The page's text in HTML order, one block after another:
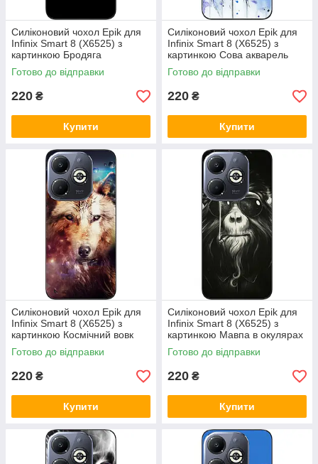
Силіконовий чохол Epik для
Infinix Smart 8 (X6525) з
картинкою Бродяга
Готово до відправки
220 ₴
Купити
Силіконовий чохол Epik для
Infinix Smart 8 (X6525) з
картинкою Сова акварель
Готово до відправки
220 ₴
Купити
Силіконовий чохол Epik для
Infinix Smart 8 (X6525) з
картинкою Космічний вовк
Готово до відправки
220 ₴
Купити
Силіконовий чохол Epik для
Infinix Smart 8 (X6525) з
картинкою Мавпа в окулярах
Готово до відправки
220 ₴
Купити